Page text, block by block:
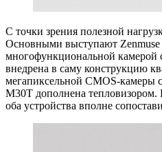
С точки зрения полезной
Основными выступают Zenmuse
многофункциональной камерой
внедрена в саму конструкцию
мегапиксельной CMOS-камеры
M30T дополнена тепловизором.
оба устройства вполне